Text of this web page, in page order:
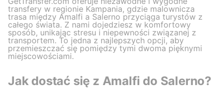
transfery w regionie Kampania, gdzie malownicza
trasa między Amalfi a Salerno przyciąga turystów z
całego świata. Z nami dojedziesz w komfortowy
sposób, unikając stresu i niepewności związanej z
transportem. To jedna z najlepszych opcji, aby
przemieszczać się pomiędzy tymi dwoma pięknymi
miejscowościami.
Jak dostać się z Amalfi do Salerno?